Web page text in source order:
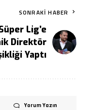
SONRAKI HABER
Lig’e
Direktör
Yaptı
Yorum Yazın